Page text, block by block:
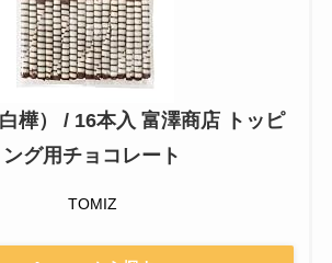
樺） / 16本入 富澤商店 トッピ
ング用チョコレート
TOMIZ